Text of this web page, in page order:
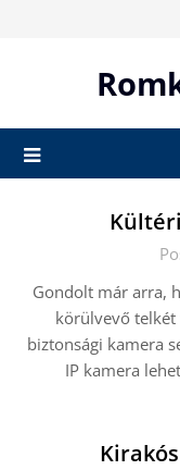
Gondolt már arra,
körülvevő telkét
biztonsági kamera
IP kamera